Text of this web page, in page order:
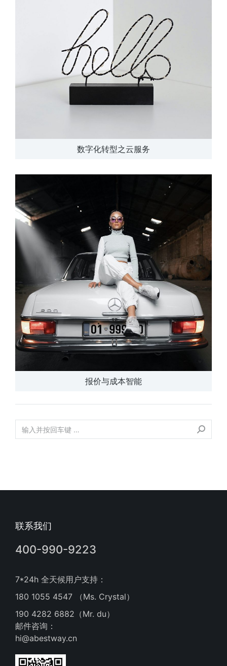
数字化转型之云服务
报价与成本智能
联系我们
400-990-9223
7*24h 全天候用户支持：
180 1055 4547 （Ms. Crystal）
190 4282 6882（Mr. du）
邮件咨询：
hi@abestway.cn